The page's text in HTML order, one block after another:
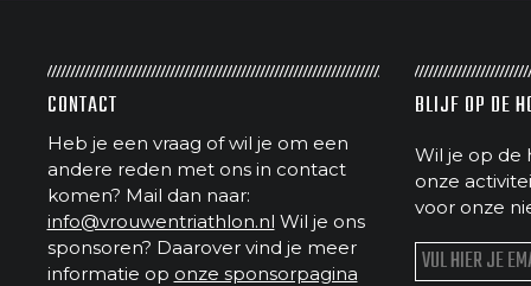
CONTACT
Heb je een vraag of wil je om een
andere reden met ons in contact
komen? Mail dan naar:
info@vrouwentriathlon.nl Wil je ons
sponsoren? Daarover vind je meer
informatie op onze sponsorpagina
BLIJF OP DE
Wil je op de
onze
voor onze